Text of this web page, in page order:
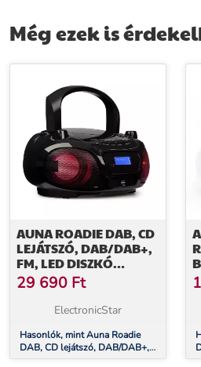
Még ezek is
AUNA ROADIE DAB, CD
LEJÁTSZÓ, DAB/DAB+,
FM, LED DISZKÓ
FÉNYEFFEKTUS,
BLUETOOTH, FEKETE
29 690 Ft
ElectronicStar
Hasonlók, mint Auna Roadie
DAB, CD lejátszó, DAB/DAB+,
FM, LED diszkó fényeffektus,